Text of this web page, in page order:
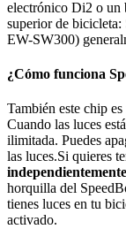
electrónico Di2 o un
superior de
EW-SW300)
¿Cómo funciona
También este chip
Cuando las luces
ilimitada. Puedes
las luces.Si quieres
independientemente
horquilla del
tienes luces en tu
activado.